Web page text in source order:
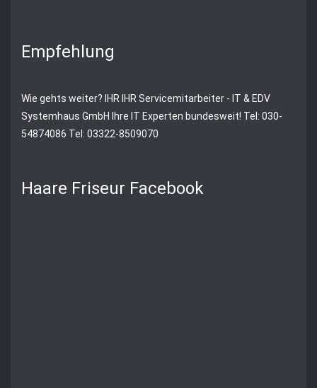
Empfehlung
Wie gehts weiter? IHR IHR Servicemitarbeiter - IT & EDV
Systemhaus GmbH
Ihre IT Experten bundesweit! Tel: 030-
54874086 Tel: 03322-8509070
Haare Friseur Facebook